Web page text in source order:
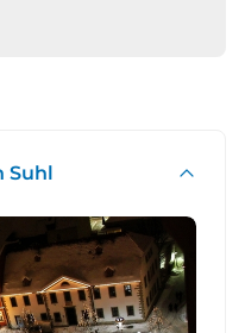
Suhl